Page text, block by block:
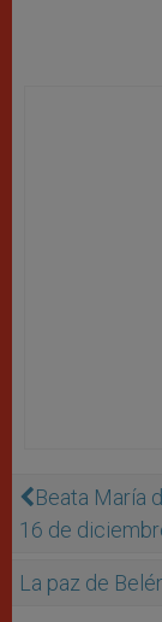
Beata María
16 de
La paz de